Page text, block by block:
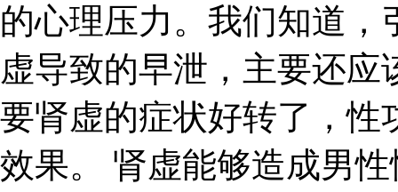
的心理压力。我们知道
虚导致的早泄，主要还
要肾虚的症状好转了，性
效果。 肾虚能够造成男